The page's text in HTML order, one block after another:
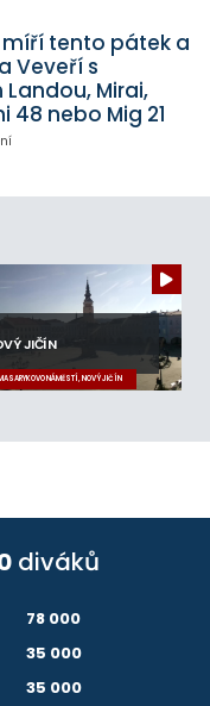
míří tento pátek a
Veveří s
Mirai,
48 nebo Mig 21
JIČÍN
MASARYKOVO NÁMĚSTÍ, NOVÝ JIČÍN
diváků
78 000
35 000
35 000